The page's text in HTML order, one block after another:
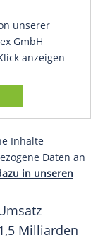
unserer
GmbH
anzeigen
Inhalte
Daten an
in unseren
Milliarden